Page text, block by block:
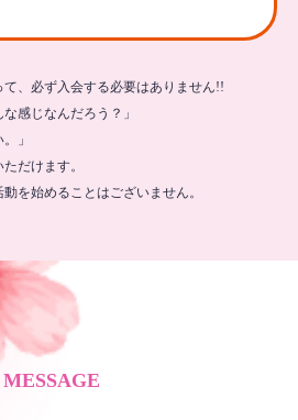
、必ず入会する必要はありません!!
感じなんだろう？」
」
だけます。
を始めることはございません。
MESSAGE